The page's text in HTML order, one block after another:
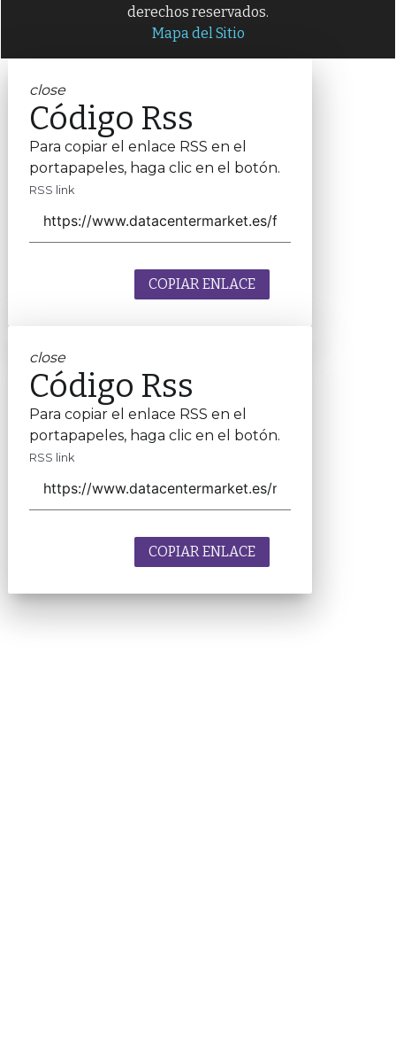
derechos reservados.
Mapa del Sitio
close
Código Rss
Para copiar el enlace RSS en el
portapapeles, haga clic en el botón.
RSS link
COPIAR ENLACE
close
Código Rss
Para copiar el enlace RSS en el
portapapeles, haga clic en el botón.
RSS link
COPIAR ENLACE